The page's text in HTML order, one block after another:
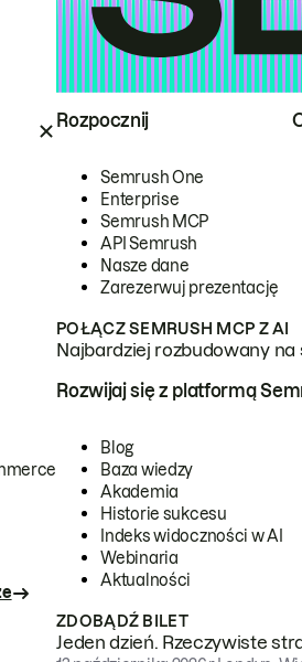
Rozpocznij
Semrush One
Enterprise
Semrush MCP
API Semrush
Nasze dane
Zarezerwuj prezentację
POŁĄCZ SEMRUSH MCP Z AI
Najbardziej rozbudowany
Rozwijaj się z platformą
Blog
Baza wiedzy
Akademia
Historie sukcesu
Indeks widoczności w AI
Webinaria
Aktualności
ZDOBĄDŹ BILET
Jeden dzień. Rzeczywiste